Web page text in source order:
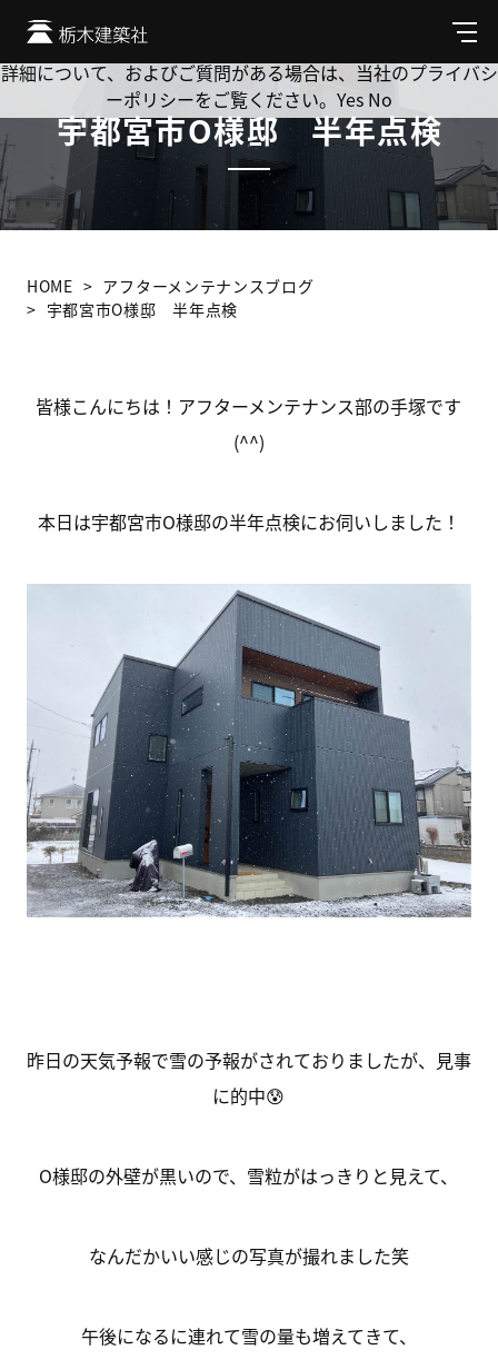
メ
ニ
ュ
宇都宮市O様邸 半年点検
HOME
アフターメンテナンスブログ
宇都宮市O様邸 半年点検
皆様こんにちは！アフターメンテナンス部の手塚です
(^^)
本日は宇都宮市O様邸の半年点検にお伺いしました！
昨日の天気予報で雪の予報がされておりましたが、見事
に的中😰
O様邸の外壁が黒いので、雪粒がはっきりと見えて、
なんだかいい感じの写真が撮れました笑
午後になるに連れて雪の量も増えてきて、
Cookie を使用して、お客様の活動を追跡してもよろしいです
か? 当社ではお客様のプライバシーを極めて重視しています。
詳細について、およびご質問がある場合は、当社のプライバシ
ーポリシーをご覧ください。 Yes No